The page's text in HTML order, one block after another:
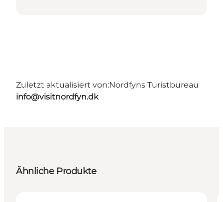
Zuletzt aktualisiert von:Nordfyns Turistbureau
info@visitnordfyn.dk
Ähnliche Produkte